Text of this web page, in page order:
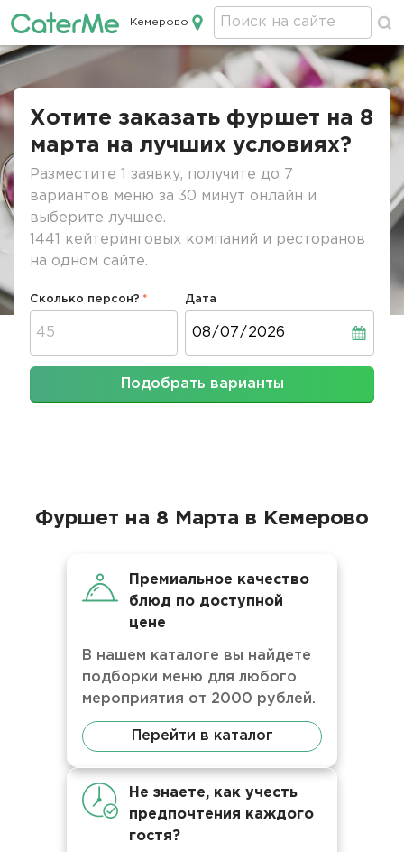
Кейтеринг в Кемерово
Кемерово
Строка
Хотите заказать фуршет на 8
марта на лучших условиях?
Разместите 1 заявку, получите до 7
вариантов меню за 30 минут онлайн и
выберите лучшее.
1441 кейтеринговых компаний и ресторанов
на одном сайте.
Сколько персон? Дата
Подобрать варианты
Фуршет на 8 Марта в Кемерово
Премиальное качество
блюд по доступной
цене
В нашем каталоге вы найдете
подборки меню для любого
мероприятия от 2000 рублей.
Перейти в каталог
Не знаете, как учесть
предпочтения каждого
гостя?